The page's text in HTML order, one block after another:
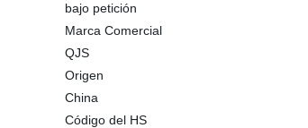
bajo petición
Marca Comercial
QJS
Origen
China
Código del HS